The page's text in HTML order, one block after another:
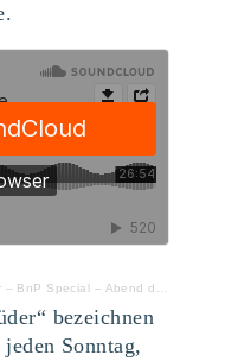
– Abend der Barmherzigkeit 2018
bezeichnen
Sonntag,